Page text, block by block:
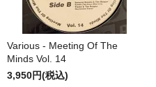
Various - Meeting Of The
Minds Vol. 14
3,950円(税込)